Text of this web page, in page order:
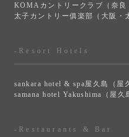
KOMAカントリークラブ（奈良
太子カントリー俱楽部（大阪・
-Resort Hotels
sankara hotel & spa屋久島（屋
samana hotel Yakushima（屋久
-Restaurants & Bar